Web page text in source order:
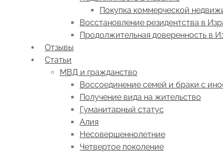
Покупка коммерческой
Восстановление резидентства в
Продолжительная доверенность в
Отзывы
Статьи
МВД и гражданство
Воссоединение семей и браки с
Получение вида на жительство
Гуманитарный статус
Алия
Несовершеннолетние
Четвертое поколение